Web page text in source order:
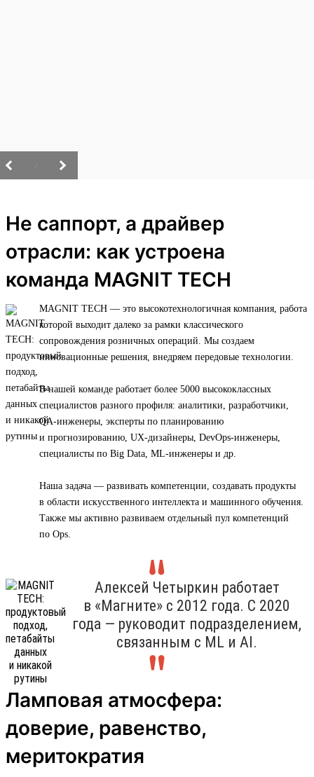
Не саппорт, а драйвер
отрасли: как устроена
команда MAGNIT TECH
MAGNIT TECH — это высокотехнологичная компания, работа
которой выходит далеко за рамки классического
сопровождения розничных операций. Мы создаем
инновационные решения, внедряем передовые технологии.
В нашей команде работает более 5000 высококлассных
специалистов разного профиля: аналитики, разработчики,
QA-инженеры, эксперты по планированию
и прогнозированию, UX-дизайнеры, DevOps-инженеры,
специалисты по Big Data, ML-инженеры и др.
Наша задача — развивать компетенции, создавать продукты
в области искусственного интеллекта и машинного обучения.
Также мы активно развиваем отдельный пул компетенций
по Ops.
Алексей Четыркин работает
в «Магните» с 2012 года. С 2020
года — руководит подразделением,
связанным с ML и AI.
Ламповая атмосфера:
доверие, равенство,
меритократия